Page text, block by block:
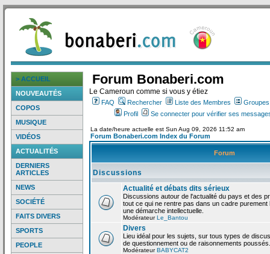
> ACCUEIL
NOUVEAUTÉS
COPOS
MUSIQUE
VIDÉOS
ACTUALITÉS
DERNIERS
ARTICLES
NEWS
SOCIÉTÉ
FAITS DIVERS
SPORTS
PEOPLE
Forum Bonaberi.com
Le Cameroun comme si vous y étiez
FAQ Rechercher Liste des Membres
Profil
Se connecter pour vérifier ses
La date/heure actuelle est Sun Aug 09, 2026 11:52 am
Forum Bonaberi.com Index du Forum
Forum
Discussions
Actualité et débats dits sérieux
Discussions autour de l'actualité du pays et des
tout ce qui ne rentre pas dans un cadre
une démarche intellectuelle.
ModérateurLe_Bantou
Divers
Lieu idéal pour les sujets, sur tous types de
de questionnement ou de raisonnements
ModérateurBABYCAT2